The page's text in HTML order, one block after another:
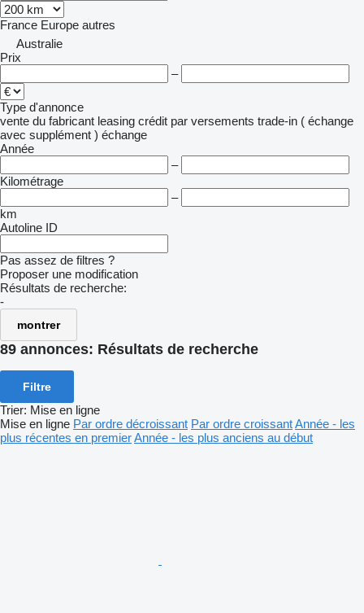
France Europe autres
Australie
Prix
–
Type d'annonce
vente du fabricant leasing crédit par versements trade-in ( échange
avec supplément ) échange
Année
–
Kilométrage
–
km
Autoline ID
Pas assez de filtres ?
Proposer une modification
Résultats de recherche:
-
montrer
89 annonces: Résultats de recherche
Filtre
Trier: Mise en ligne
Mise en ligne Par ordre décroissant Par ordre croissantAnnée - les
plus récentes en premierAnnée - les plus anciens au début